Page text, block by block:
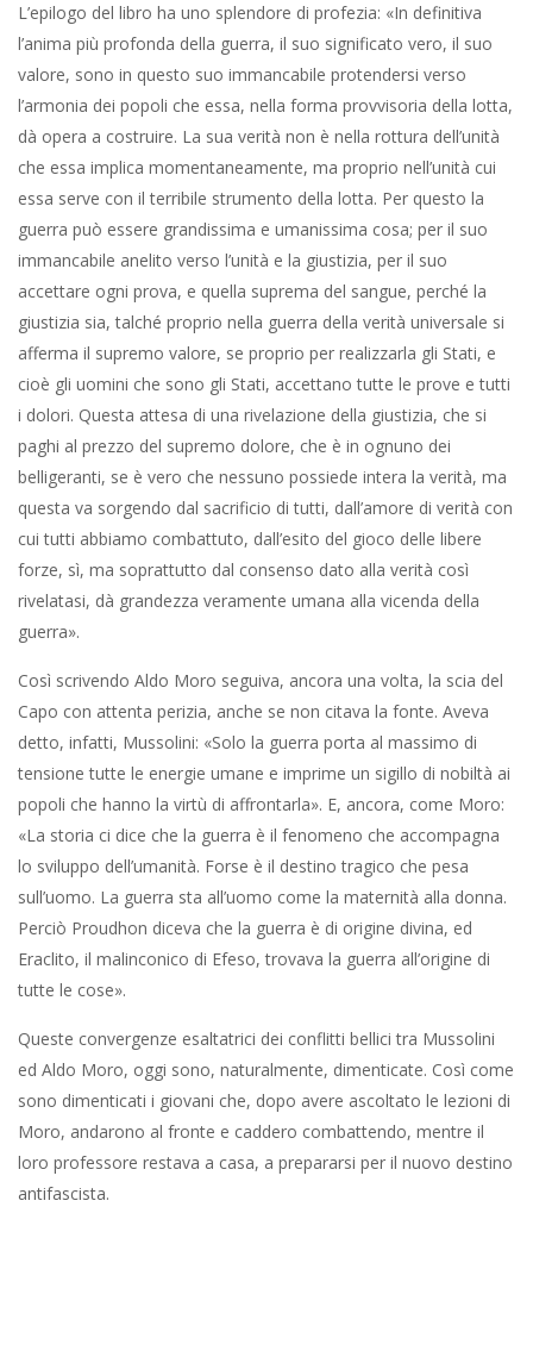
L’epilogo del libro ha uno splendore di profezia: «In definitiva
l’anima più profonda della guerra, il suo significato vero, il suo
valore, sono in questo suo immancabile protendersi verso
l’armonia dei popoli che essa, nella forma provvisoria della lotta,
dà opera a costruire. La sua verità non è nella rottura dell’unità
che essa implica momentaneamente, ma proprio nell’unità cui
essa serve con il terribile strumento della lotta. Per questo la
guerra può essere grandissima e umanissima cosa; per il suo
immancabile anelito verso l’unità e la giustizia, per il suo
accettare ogni prova, e quella suprema del sangue, perché la
giustizia sia, talché proprio nella guerra della verità universale si
afferma il supremo valore, se proprio per realizzarla gli Stati, e
cioè gli uomini che sono gli Stati, accettano tutte le prove e tutti
i dolori. Questa attesa di una rivelazione della giustizia, che si
paghi al prezzo del supremo dolore, che è in ognuno dei
belligeranti, se è vero che nessuno possiede intera la verità, ma
questa va sorgendo dal sacrificio di tutti, dall’amore di verità con
cui tutti abbiamo combattuto, dall’esito del gioco delle libere
forze, sì, ma soprattutto dal consenso dato alla verità così
rivelatasi, dà grandezza veramente umana alla vicenda della
guerra».
Così scrivendo Aldo Moro seguiva, ancora una volta, la scia del
Capo con attenta perizia, anche se non citava la fonte. Aveva
detto, infatti, Mussolini: «Solo la guerra porta al massimo di
tensione tutte le energie umane e imprime un sigillo di nobiltà ai
popoli che hanno la virtù di affrontarla». E, ancora, come Moro:
«La storia ci dice che la guerra è il fenomeno che accompagna
lo sviluppo dell’umanità. Forse è il destino tragico che pesa
sull’uomo. La guerra sta all’uomo come la maternità alla donna.
Perciò Proudhon diceva che la guerra è di origine divina, ed
Eraclito, il malinconico di Efeso, trovava la guerra all’origine di
tutte le cose».
Queste convergenze esaltatrici dei conflitti bellici tra Mussolini
ed Aldo Moro, oggi sono, naturalmente, dimenticate. Così come
sono dimenticati i giovani che, dopo avere ascoltato le lezioni di
Moro, andarono al fronte e caddero combattendo, mentre il
loro professore restava a casa, a prepararsi per il nuovo destino
antifascista.